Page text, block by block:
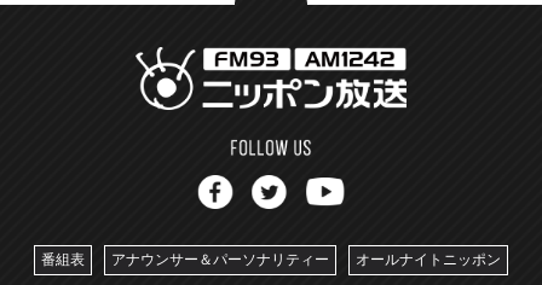
番組表 アナウンサー＆パーソナリティー オールナイトニッポン